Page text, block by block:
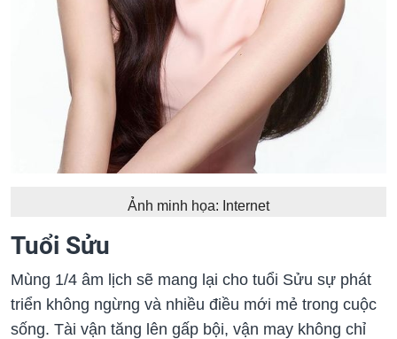
Ảnh minh họa: Internet
Tuổi Sửu
Mùng 1/4 âm lịch sẽ mang lại cho tuổi Sửu sự phát
triển không ngừng và nhiều điều mới mẻ trong cuộc
sống. Tài vận tăng lên gấp bội, vận may không chỉ